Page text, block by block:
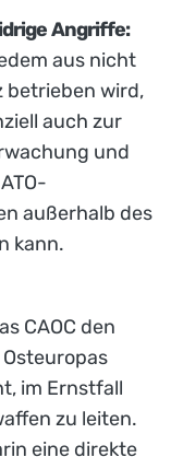
Angriffe:
aus nicht
wird,
auch zur
und
außerhalb des
kann.
CAOC den
im Ernstfall
zu leiten.
eine direkte